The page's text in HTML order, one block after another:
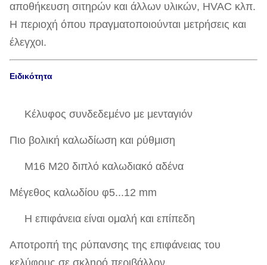
αποθήκευση σιτηρών και άλλων υλικών, HVAC κλπ.
Η περιοχή όπου πραγματοποιούνται μετρήσεις και
έλεγχοι.
Ειδικότητα
Κέλυφος συνδεδεμένο με μενταγιόν
Πιο βολική καλωδίωση και ρύθμιση
M16 M20 διπλό καλωδιακό αδένα
Μέγεθος καλωδίου φ5...12 mm
Η επιφάνεια είναι ομαλή και επίπεδη
Αποτροπή της ρύπανσης της επιφάνειας του
κελύφους σε σκληρό περιβάλλον